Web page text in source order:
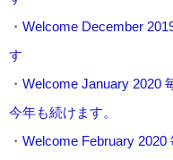
・ Welcome December
す
・ Welcome January 2020
今年も続けます。
・ Welcome February 2020